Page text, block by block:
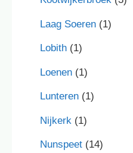
Laag Soeren (1)
Lobith (1)
Loenen (1)
Lunteren (1)
Nijkerk (1)
Nunspeet (14)